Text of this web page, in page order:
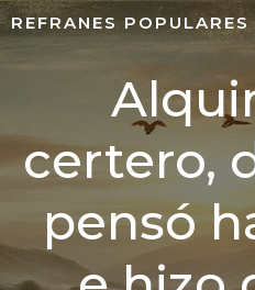
REFRANES POPULARES
certero,
pensó